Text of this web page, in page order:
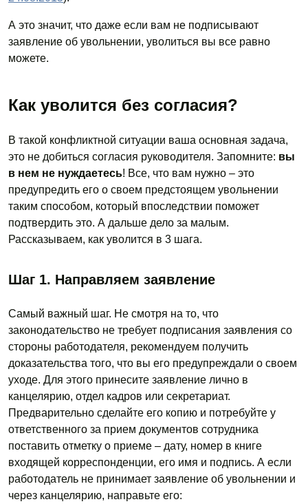
А это значит, что даже если вам не подписывают
заявление об увольнении, уволиться вы все равно
можете.
Как уволится без согласия?
В такой конфликтной ситуации ваша основная задача,
это не добиться согласия руководителя. Запомните: вы
в нем не нуждаетесь! Все, что вам нужно – это
предупредить его о своем предстоящем увольнении
таким способом, который впоследствии поможет
подтвердить это. А дальше дело за малым.
Рассказываем, как уволится в 3 шага.
Шаг 1. Направляем заявление
Самый важный шаг. Не смотря на то, что
законодательство не требует подписания заявления со
стороны работодателя, рекомендуем получить
доказательства того, что вы его предупреждали о своем
уходе. Для этого принесите заявление лично в
канцелярию, отдел кадров или секретариат.
Предварительно сделайте его копию и потребуйте у
ответственного за прием документов сотрудника
поставить отметку о приеме – дату, номер в книге
входящей корреспонденции, его имя и подпись. А если
работодатель не принимает заявление об увольнении и
через канцелярию, направьте его: